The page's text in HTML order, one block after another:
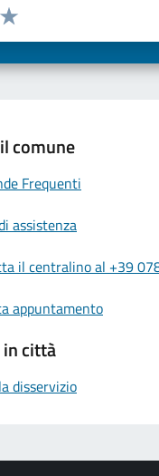
la pagina
5 stelle su 5
4 stelle su 5
stelle su 5
su 5
su 5
comune
Frequenti
assistenza
il centralino al +39
appuntamento
città
disservizio